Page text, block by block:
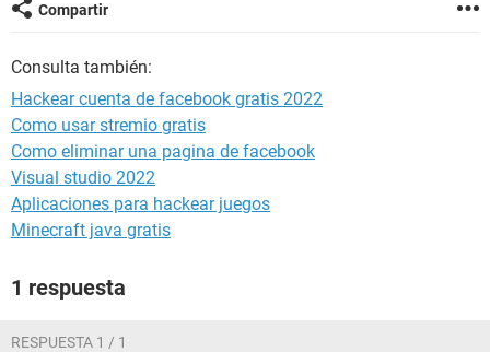
Compartir
Consulta también:
Hackear cuenta de facebook gratis 2022
Como usar stremio gratis
Como eliminar una pagina de facebook
Visual studio 2022
Aplicaciones para hackear juegos
Minecraft java gratis
1 respuesta
RESPUESTA 1 / 1